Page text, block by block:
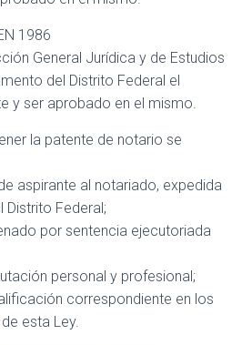
1986
General Jurídica y de Estudios
del Distrito Federal el
y ser aprobado en el mismo.
la patente de notario se
aspirante al notariado, expedida
Distrito Federal;
por sentencia ejecutoriada
personal y profesional;
correspondiente en los
esta Ley.